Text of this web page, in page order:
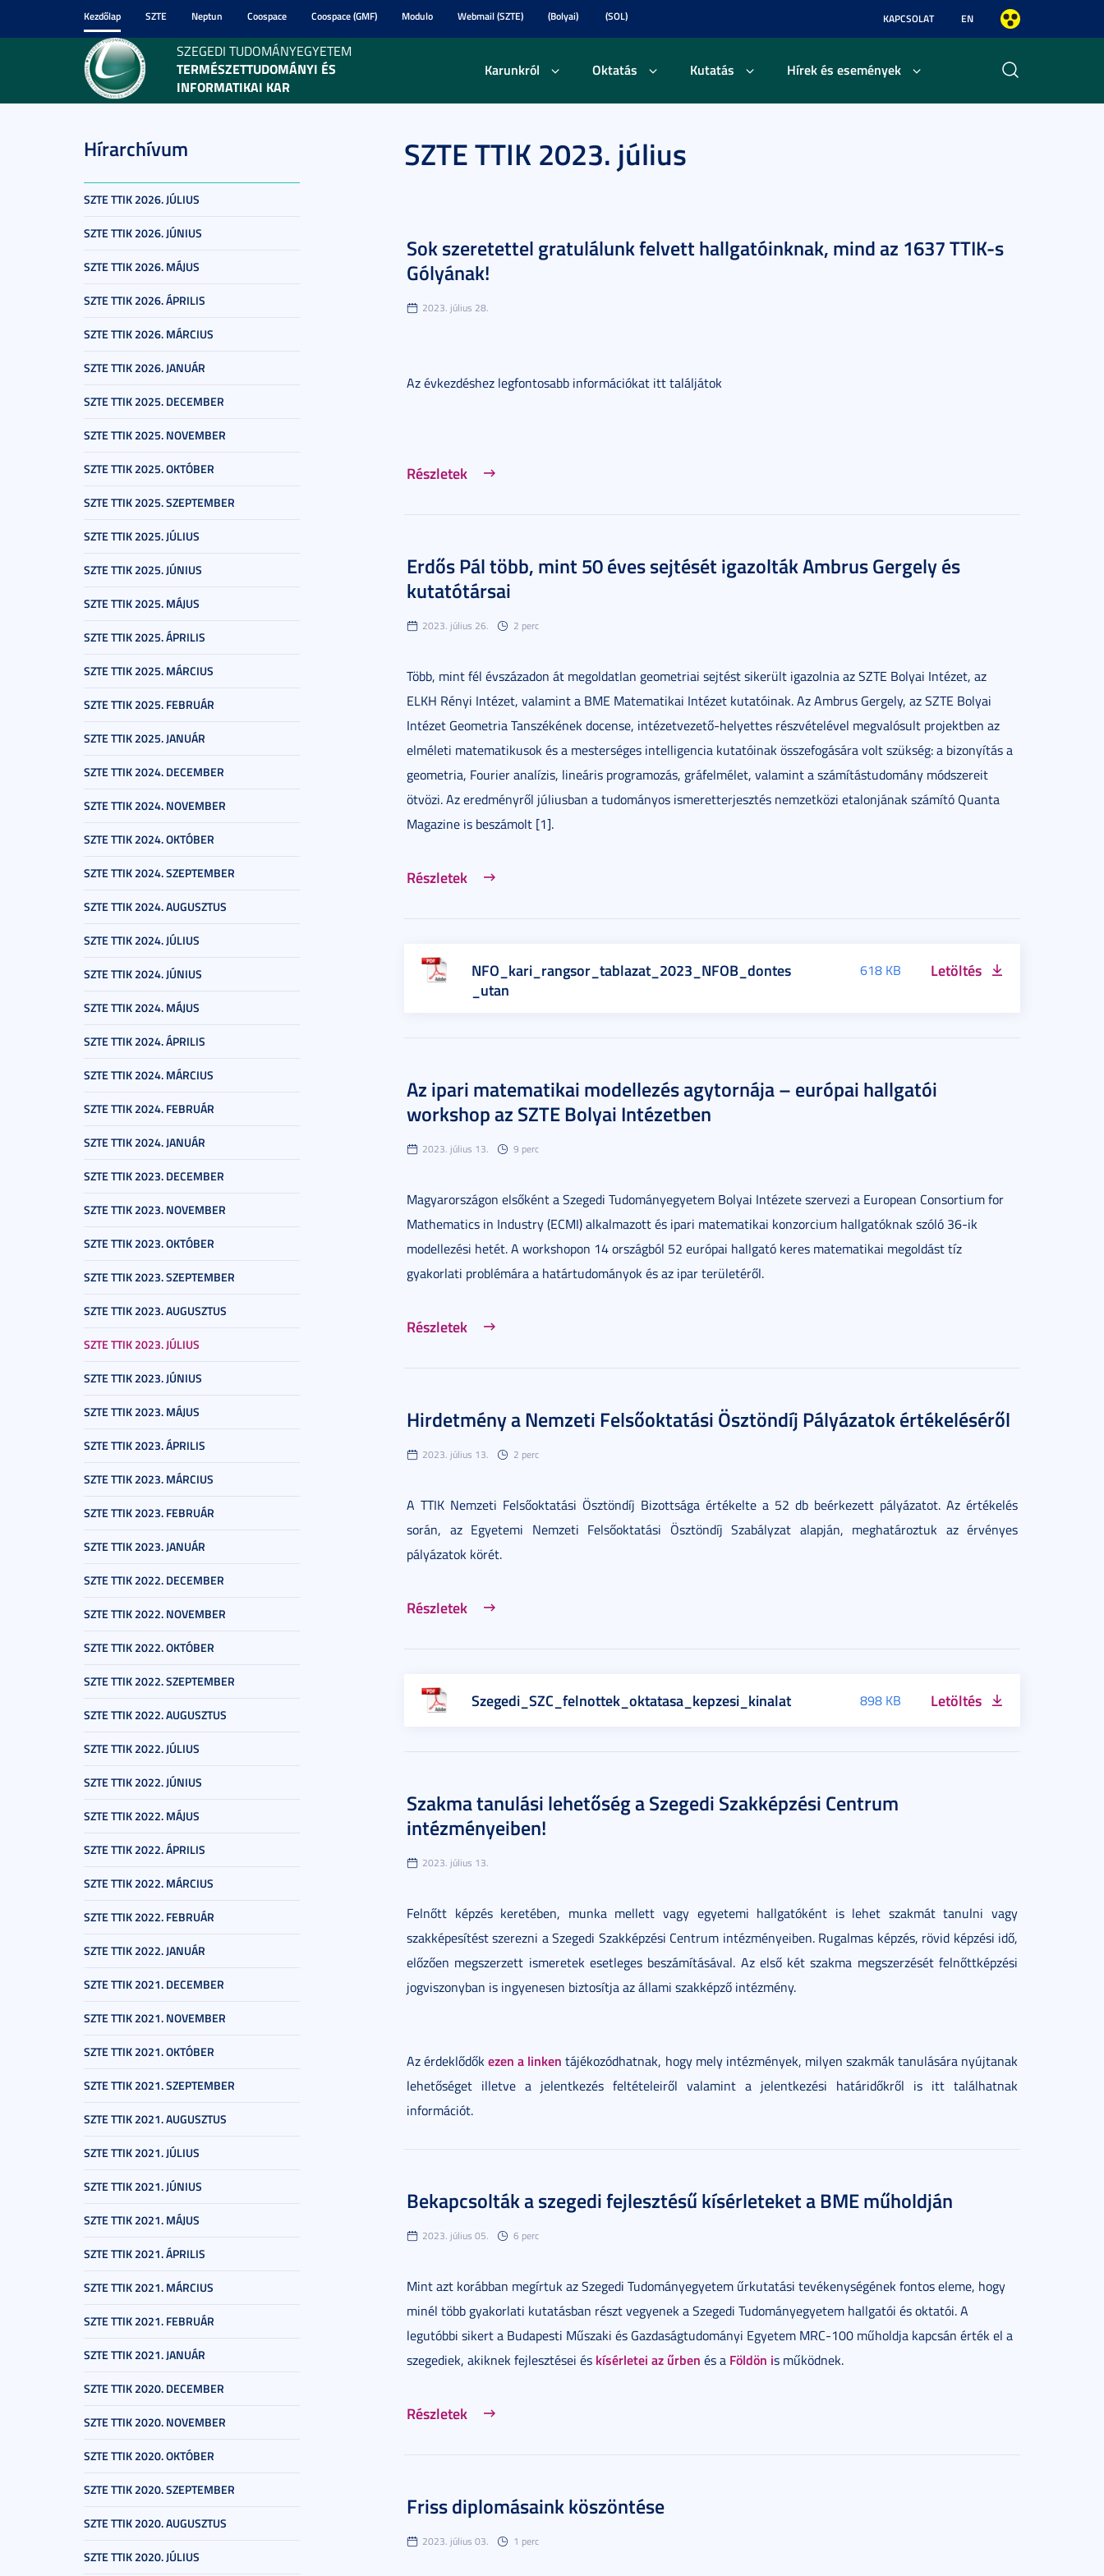
Kezdőlap SZTE Neptun Coospace Coospace (GMF) Modulo Webmail (SZTE) (Bolyai) (SOL) KAPCSOLAT EN
SZEGEDI TUDOMÁNYEGYETEM
TERMÉSZETTUDOMÁNYI ÉS
INFORMATIKAI KAR
Karunkról Oktatás Kutatás Hírek és események
Hírarchívum
SZTE TTIK 2026. JÚLIUS
SZTE TTIK 2026. JÚNIUS
SZTE TTIK 2026. MÁJUS
SZTE TTIK 2026. ÁPRILIS
SZTE TTIK 2026. MÁRCIUS
SZTE TTIK 2026. JANUÁR
SZTE TTIK 2025. DECEMBER
SZTE TTIK 2025. NOVEMBER
SZTE TTIK 2025. OKTÓBER
SZTE TTIK 2025. SZEPTEMBER
SZTE TTIK 2025. JÚLIUS
SZTE TTIK 2025. JÚNIUS
SZTE TTIK 2025. MÁJUS
SZTE TTIK 2025. ÁPRILIS
SZTE TTIK 2025. MÁRCIUS
SZTE TTIK 2025. FEBRUÁR
SZTE TTIK 2025. JANUÁR
SZTE TTIK 2024. DECEMBER
SZTE TTIK 2024. NOVEMBER
SZTE TTIK 2024. OKTÓBER
SZTE TTIK 2024. SZEPTEMBER
SZTE TTIK 2024. AUGUSZTUS
SZTE TTIK 2024. JÚLIUS
SZTE TTIK 2024. JÚNIUS
SZTE TTIK 2024. MÁJUS
SZTE TTIK 2024. ÁPRILIS
SZTE TTIK 2024. MÁRCIUS
SZTE TTIK 2024. FEBRUÁR
SZTE TTIK 2024. JANUÁR
SZTE TTIK 2023. DECEMBER
SZTE TTIK 2023. NOVEMBER
SZTE TTIK 2023. OKTÓBER
SZTE TTIK 2023. SZEPTEMBER
SZTE TTIK 2023. AUGUSZTUS
SZTE TTIK 2023. JÚLIUS
SZTE TTIK 2023. JÚNIUS
SZTE TTIK 2023. MÁJUS
SZTE TTIK 2023. ÁPRILIS
SZTE TTIK 2023. MÁRCIUS
SZTE TTIK 2023. FEBRUÁR
SZTE TTIK 2023. JANUÁR
SZTE TTIK 2022. DECEMBER
SZTE TTIK 2022. NOVEMBER
SZTE TTIK 2022. OKTÓBER
SZTE TTIK 2022. SZEPTEMBER
SZTE TTIK 2022. AUGUSZTUS
SZTE TTIK 2022. JÚLIUS
SZTE TTIK 2022. JÚNIUS
SZTE TTIK 2022. MÁJUS
SZTE TTIK 2022. ÁPRILIS
SZTE TTIK 2022. MÁRCIUS
SZTE TTIK 2022. FEBRUÁR
SZTE TTIK 2022. JANUÁR
SZTE TTIK 2021. DECEMBER
SZTE TTIK 2021. NOVEMBER
SZTE TTIK 2021. OKTÓBER
SZTE TTIK 2021. SZEPTEMBER
SZTE TTIK 2021. AUGUSZTUS
SZTE TTIK 2021. JÚLIUS
SZTE TTIK 2021. JÚNIUS
SZTE TTIK 2021. MÁJUS
SZTE TTIK 2021. ÁPRILIS
SZTE TTIK 2021. MÁRCIUS
SZTE TTIK 2021. FEBRUÁR
SZTE TTIK 2021. JANUÁR
SZTE TTIK 2020. DECEMBER
SZTE TTIK 2020. NOVEMBER
SZTE TTIK 2020. OKTÓBER
SZTE TTIK 2020. SZEPTEMBER
SZTE TTIK 2020. AUGUSZTUS
SZTE TTIK 2020. JÚLIUS
SZTE TTIK 2023. július
Sok szeretettel gratulálunk felvett hallgatóinknak, mind az 1637 TTIK-s
Gólyának!
2023. július 28.
Az évkezdéshez legfontosabb információkat itt találjátok
Részletek
Erdős Pál több, mint 50 éves sejtését igazolták Ambrus Gergely és
kutatótársai
2023. július 26. 2 perc
Több, mint fél évszázadon át megoldatlan geometriai sejtést sikerült igazolnia az SZTE Bolyai Intézet, az
ELKH Rényi Intézet, valamint a BME Matematikai Intézet kutatóinak. Az Ambrus Gergely, az SZTE Bolyai
Intézet Geometria Tanszékének docense, intézetvezető-helyettes részvételével megvalósult projektben az
elméleti matematikusok és a mesterséges intelligencia kutatóinak összefogására volt szükség: a bizonyítás a
geometria, Fourier analízis, lineáris programozás, gráfelmélet, valamint a számítástudomány módszereit
ötvözi. Az eredményről júliusban a tudományos ismeretterjesztés nemzetközi etalonjának számító Quanta
Magazine is beszámolt [1].
Részletek
NFO_kari_rangsor_tablazat_2023_NFOB_dontes
_utan
618 KB Letöltés
Az ipari matematikai modellezés agytornája – európai hallgatói
workshop az SZTE Bolyai Intézetben
2023. július 13. 9 perc
Magyarországon elsőként a Szegedi Tudományegyetem Bolyai Intézete szervezi a European Consortium for
Mathematics in Industry (ECMI) alkalmazott és ipari matematikai konzorcium hallgatóknak szóló 36-ik
modellezési hetét. A workshopon 14 országból 52 európai hallgató keres matematikai megoldást tíz
gyakorlati problémára a határtudományok és az ipar területéről.
Részletek
Hirdetmény a Nemzeti Felsőoktatási Ösztöndíj Pályázatok értékeléséről
2023. július 13. 2 perc
A TTIK Nemzeti Felsőoktatási Ösztöndíj Bizottsága értékelte a 52 db beérkezett pályázatot. Az értékelés
során, az Egyetemi Nemzeti Felsőoktatási Ösztöndíj Szabályzat alapján, meghatároztuk az érvényes
pályázatok körét.
Részletek
Szegedi_SZC_felnottek_oktatasa_kepzesi_kinalat 898 KB Letöltés
Szakma tanulási lehetőség a Szegedi Szakképzési Centrum
intézményeiben!
2023. július 13.
Felnőtt képzés keretében, munka mellett vagy egyetemi hallgatóként is lehet szakmát tanulni vagy
szakképesítést szerezni a Szegedi Szakképzési Centrum intézményeiben. Rugalmas képzés, rövid képzési idő,
előzően megszerzett ismeretek esetleges beszámításával. Az első két szakma megszerzését felnőttképzési
jogviszonyban is ingyenesen biztosítja az állami szakképző intézmény.
Az érdeklődőkezen a linken tájékozódhatnak, hogy mely intézmények, milyen szakmák tanulására nyújtanak
lehetőséget illetve a jelentkezés feltételeiről valamint a jelentkezési határidőkről is itt találhatnak
információt.
Bekapcsolták a szegedi fejlesztésű kísérleteket a BME műholdján
2023. július 05. 6 perc
Mint azt korábban megírtuk az Szegedi Tudományegyetem űrkutatási tevékenységének fontos eleme, hogy
minél több gyakorlati kutatásban részt vegyenek a Szegedi Tudományegyetem hallgatói és oktatói. A
legutóbbi sikert a Budapesti Műszaki és Gazdaságtudományi Egyetem MRC-100 műholdja kapcsán érték el a
szegediek, akiknek fejlesztései és kísérletei az űrben és a Földön is működnek.
Részletek
Friss diplomásaink köszöntése
2023. július 03. 1 perc